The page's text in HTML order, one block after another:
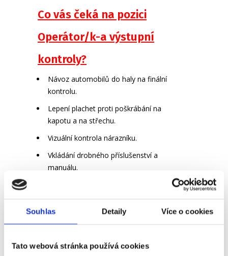
Souhlas Detaily Více o cookies
Tato webová stránka používá cookies
Co vás čeká na pozici
Operátor/k-a výstupní
kontroly?
Návoz automobilů do haly na finální
kontrolu.
Lepení plachet proti poškrábání na
kapotu a na střechu.
Vizuální kontrola nárazníku.
Vkládání drobného příslušenství a
manuálu.
také pro ženy.
Co vás čeká na pozici